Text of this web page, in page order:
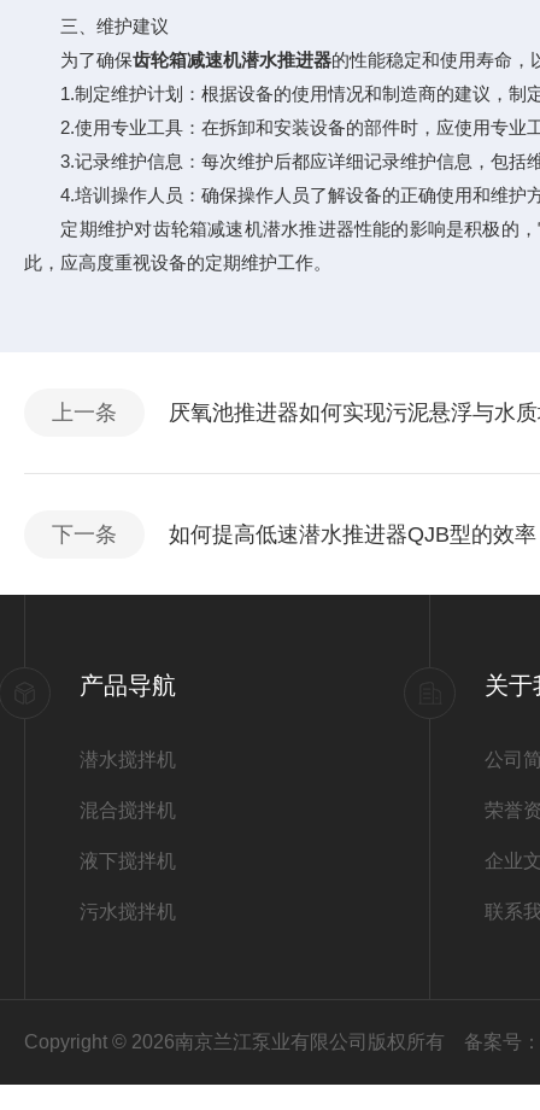
三、维护建议
为了确保齿轮箱减速机潜水推进器的性能稳定和使用寿命，
1.制定维护计划：根据设备的使用情况和制造商的建议，制
2.使用专业工具：在拆卸和安装设备的部件时，应使用专业
3.记录维护信息：每次维护后都应详细记录维护信息，包括
4.培训操作人员：确保操作人员了解设备的正确使用和维护
定期维护对齿轮箱减速机潜水推进器性能的影响是积极的，
此，应高度重视设备的定期维护工作。
上一条 厌氧池推进器如何实现污泥悬浮与水
下一条 如何提高低速潜水推进器QJB型的效
产品导航
潜水搅拌机
混合搅拌机
液下搅拌机
污水搅拌机
关于
公司
荣誉
企业
联系
Copyright © 2026南京兰江泵业有限公司版权所有 备案号